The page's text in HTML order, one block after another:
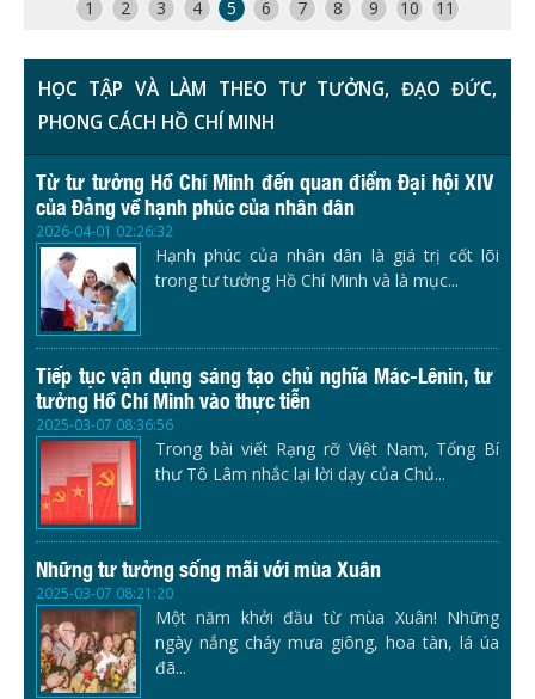
1 2 3 4 5 6 7 8 9 10 11
HỌC TẬP VÀ LÀM THEO TƯ TƯỞNG, ĐẠO ĐỨC,
PHONG CÁCH HỒ CHÍ MINH
Từ tư tưởng Hồ Chí Minh đến quan điểm Đại hội XIV
của Đảng về hạnh phúc của nhân dân
2026-04-01 02:26:32
Hạnh phúc của nhân dân là giá trị cốt lõi
trong tư tưởng Hồ Chí Minh và là mục...
Tiếp tục vận dụng sáng tạo chủ nghĩa Mác-Lênin, tư
tưởng Hồ Chí Minh vào thực tiễn
2025-03-07 08:36:56
Trong bài viết Rạng rỡ Việt Nam, Tổng Bí
thư Tô Lâm nhắc lại lời dạy của Chủ...
Những tư tưởng sống mãi với mùa Xuân
2025-03-07 08:21:20
Một năm khởi đầu từ mùa Xuân! Những
ngày nắng cháy mưa giông, hoa tàn, lá úa
đã...